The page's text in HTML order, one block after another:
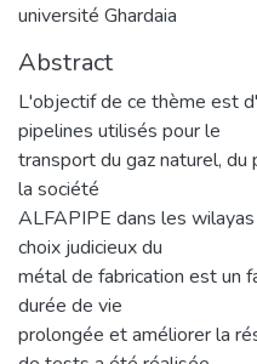
université Ghardaia
Abstract
L'objectif de ce thème est
pipelines utilisés pour le
transport du gaz naturel,
la société
ALFAPIPE dans les
choix judicieux du
métal de fabrication est un
durée de vie
prolongée et améliorer la